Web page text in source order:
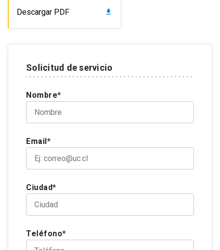
Descargar PDF download
Solicitud de servicio
Nombre*
Email*
Ciudad*
Teléfono*